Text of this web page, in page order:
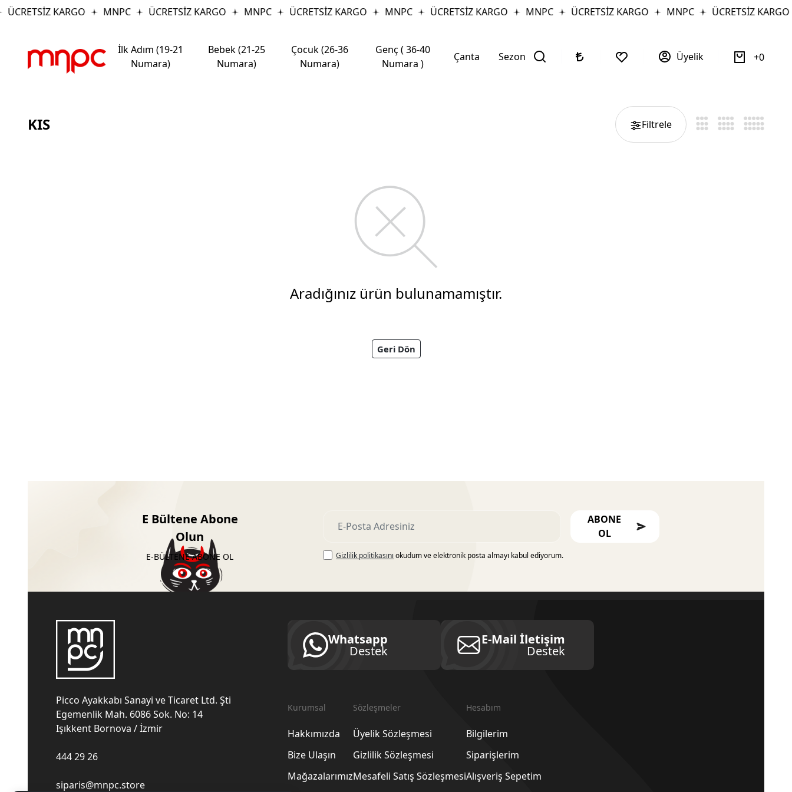
ÜCRETSİZ KARGO MNPC ÜCRETSİZ KARGO MNPC ÜCRETSİZ KARGO MNPC ÜCRETSİZ KARGO MNPC ÜCRETSİZ KARGO MNPC ÜCRETSİZ KARGO
İlk Adım (19-21
Numara)
Bebek (21-25
Numara)
Çocuk (26-36
Numara)
Genç ( 36-40
Numara )
Çanta Sezon Üyelik 0
KIS Filtrele
Aradığınız ürün bulunamamıştır.
Geri Dön
E Bültene Abone
Olun
E-BÜLTENE ABONE OL
ABONE
OL
Gizlilik politikasını okudum ve elektronik posta almayı kabul ediyorum.
Picco Ayakkabı Sanayi ve Ticaret Ltd. Şti
Egemenlik Mah. 6086 Sok. No: 14
Işıkkent Bornova / İzmir
444 29 26
siparis@mnpc.store
Whatsapp
Destek
E-Mail İletişim
Destek
Kurumsal
Hakkımızda
Bize Ulaşın
Mağazalarımız
Sözleşmeler
Üyelik Sözleşmesi
Gizlilik Sözleşmesi
Mesafeli Satış Sözleşmesi
Hesabım
Bilgilerim
Siparişlerim
Alışveriş Sepetim